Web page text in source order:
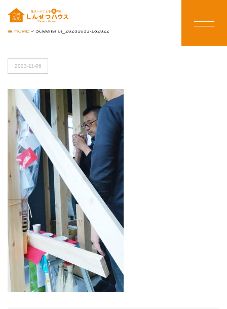
HOME > Screenshot_20231031-182622
2023-11-06